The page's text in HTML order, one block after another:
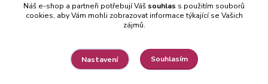
Náš e-shop a partneři potřebují Váš souhlas s použitím souborů
cookies, aby Vám mohli zobrazovat informace týkající se Vašich
zájmů.
Nastavení Souhlasím